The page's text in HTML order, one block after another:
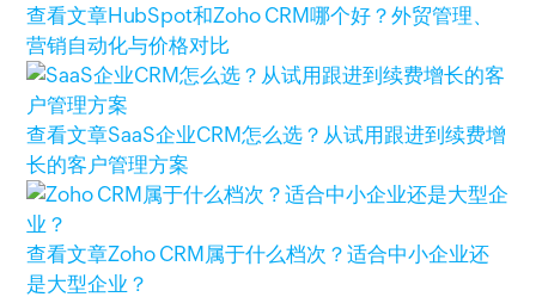
查看文章HubSpot和Zoho CRM哪个好？外贸管理、
营销自动化与价格对比
查看文章SaaS企业CRM怎么选？从试用跟进到续费增
长的客户管理方案
查看文章Zoho CRM属于什么档次？适合中小企业还
是大型企业？